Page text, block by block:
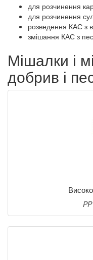
для розчинення
для розчинення
розведення КАС з
змішання КАС з
Мішалки і
добрив і